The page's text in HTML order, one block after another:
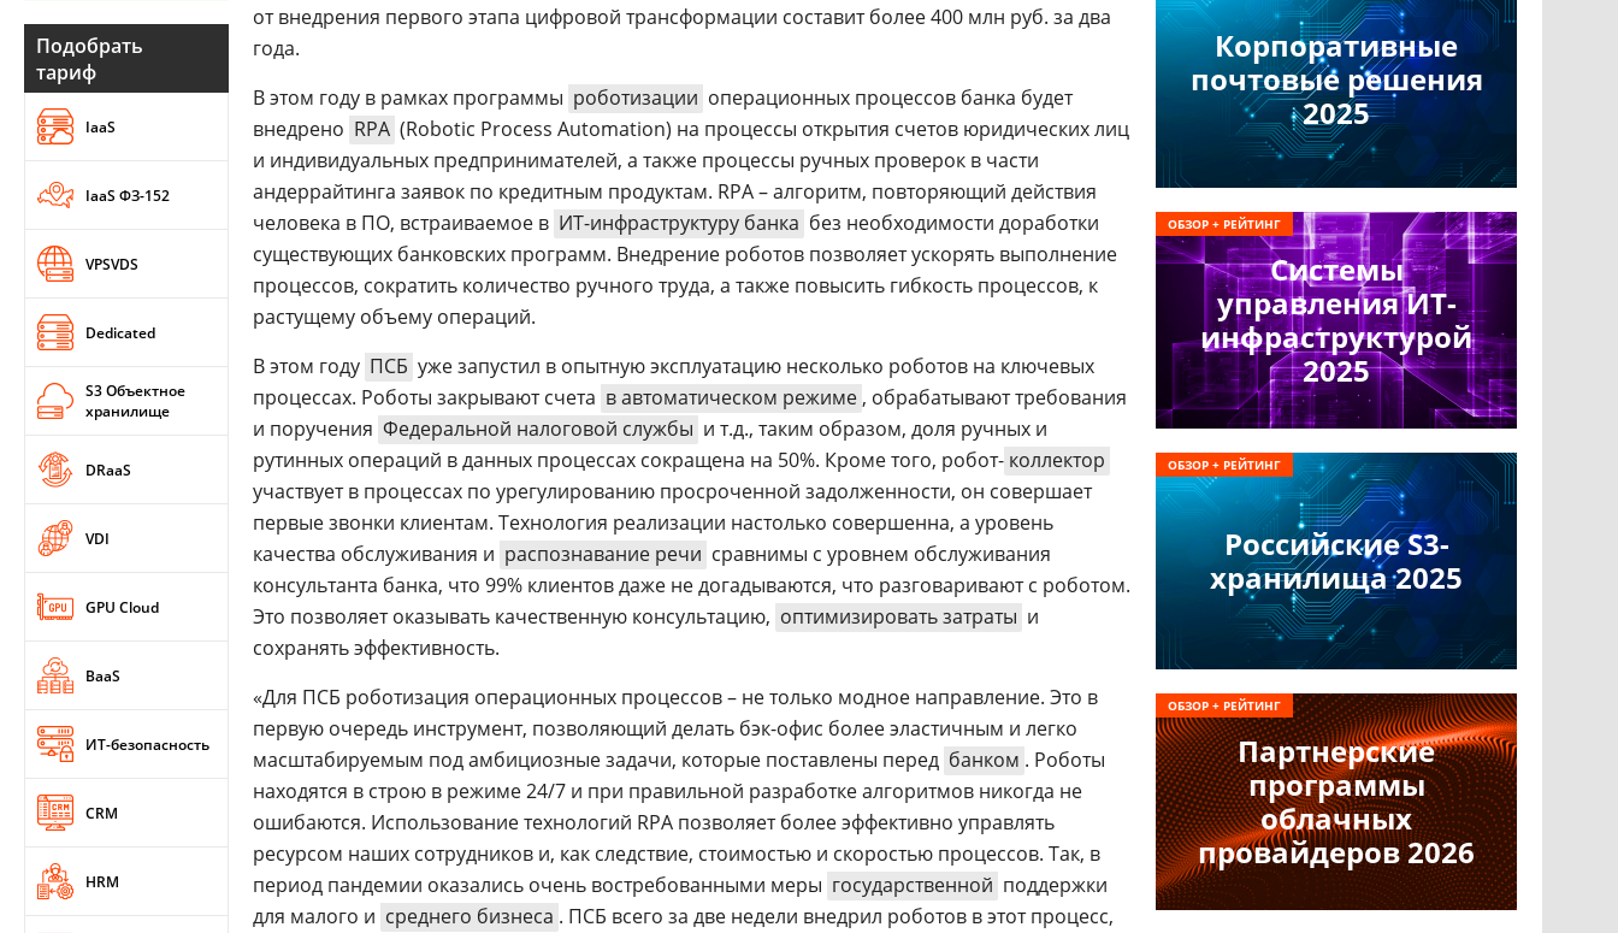
Техника
издании
Вакансии
Контакты
Telegram
Подобрать
тариф
IaaS
IaaS ФЗ-152
VPSVDS
Dedicated
S3 Объектное
хранилище
DRaaS
VDI
GPU Cloud
BaaS
ИТ-безопасность
CRM
HRM
от внедрения первого этапа цифровой трансформации составит более 400 млн руб. за два
года.
В этом году в рамках программы роботизации операционных процессов банка будет
внедрено RPA (Robotic Process Automation) на процессы открытия счетов юридических лиц
и индивидуальных предпринимателей, а также процессы ручных проверок в части
андеррайтинга заявок по кредитным продуктам. RPA – алгоритм, повторяющий действия
человека в ПО, встраиваемое в ИТ-инфраструктуру банка без необходимости доработки
существующих банковских программ. Внедрение роботов позволяет ускорять выполнение
процессов, сократить количество ручного труда, а также повысить гибкость процессов, к
растущему объему операций.
В этом году ПСБ уже запустил в опытную эксплуатацию несколько роботов на ключевых
процессах. Роботы закрывают счета в автоматическом режиме , обрабатывают требования
и поручения Федеральной налоговой службы и т.д., таким образом, доля ручных и
рутинных операций в данных процессах сокращена на 50%. Кроме того, робот- коллектор
участвует в процессах по урегулированию просроченной задолженности, он совершает
первые звонки клиентам. Технология реализации настолько совершенна, а уровень
качества обслуживания и распознавание речи сравнимы с уровнем обслуживания
консультанта банка, что 99% клиентов даже не догадываются, что разговаривают с роботом.
Это позволяет оказывать качественную консультацию, оптимизировать затраты и
сохранять эффективность.
«Для ПСБ роботизация операционных процессов – не только модное направление. Это в
первую очередь инструмент, позволяющий делать бэк-офис более эластичным и легко
масштабируемым под амбициозные задачи, которые поставлены перед банком . Роботы
находятся в строю в режиме 24/7 и при правильной разработке алгоритмов никогда не
ошибаются. Использование технологий RPA позволяет более эффективно управлять
ресурсом наших сотрудников и, как следствие, стоимостью и скоростью процессов. Так, в
период пандемии оказались очень востребованными меры государственной поддержки
для малого и среднего бизнеса . ПСБ всего за две недели внедрил роботов в этот процесс,
Корпоративные
почтовые решения
2025
Системы
управления ИТ-
инфраструктурой
2025
ОБЗОР + РЕЙТИНГ
Российские S3-
хранилища 2025
ОБЗОР + РЕЙТИНГ
Партнерские
программы
облачных
провайдеров 2026
ОБЗОР + РЕЙТИНГ